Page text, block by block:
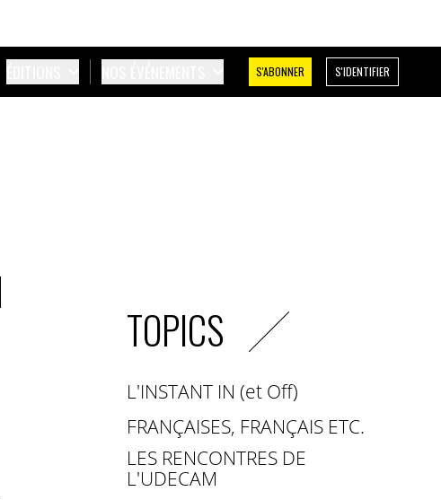
S'ABONNER S'IDENTIFIER
TOPICS
L'INSTANT IN (et Off)
FRANÇAISES, FRANÇAIS ETC.
LES RENCONTRES DE
L'UDECAM